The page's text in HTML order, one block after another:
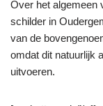
Over het algemeen
schilder in
van de
omdat dit natuurlijk
uitvoeren.